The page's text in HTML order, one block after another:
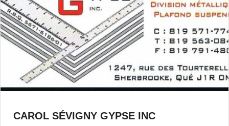
CAROL SÉVIGNY GYPSE INC